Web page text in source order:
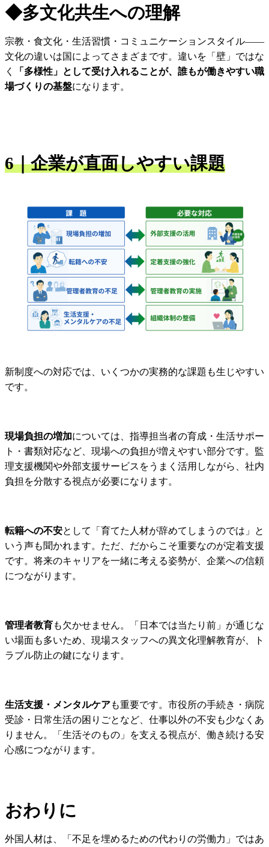
◆多文化共生への理解
宗教・食文化・生活習慣・コミュニケーションスタイル——
文化の違いは国によってさまざまです。違いを「壁」ではな
く
「多様性」として受け入れることが、誰もが働きやすい職
場づくりの基盤になります。
6｜企業が直面しやすい課題
新制度への対応では、いくつかの実務的な課題も生じやすい
です。
現場負担の増加については、指導担当者の育成・生活サポー
ト・書類対応など、現場への負担が増えやすい部分です。監
理支援機関や外部支援サービスをうまく活用しながら、社内
負担を分散する視点が必要になります。
転籍への不安として「育てた人材が辞めてしまうのでは」と
いう声も聞かれます。ただ、だからこそ重要なのが定着支援
です。将来のキャリアを一緒に考える姿勢が、企業への信頼
につながります。
管理者教育も欠かせません。「日本では当たり前」が通じな
い場面も多いため、現場スタッフへの異文化理解教育が、ト
ラブル防止の鍵になります。
生活支援・メンタルケアも重要です。市役所の手続き・病院
受診・日常生活の困りごとなど、仕事以外の不安も少なくあ
りません。「生活そのもの」を支える視点が、働き続ける安
心感につながります。
おわりに
外国人材は、「不足を埋めるための代わりの労働力」ではあ